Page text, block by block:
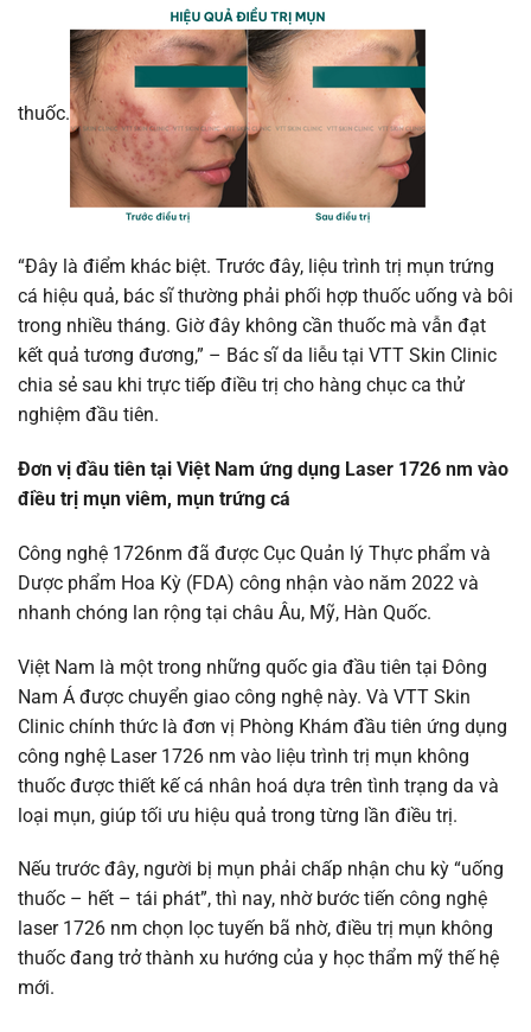
thuốc.
“Đây là điểm khác biệt. Trước đây, liệu trình trị mụn trứng
cá hiệu quả, bác sĩ thường phải phối hợp thuốc uống và bôi
trong nhiều tháng. Giờ đây không cần thuốc mà vẫn đạt
kết quả tương đương,” – Bác sĩ da liễu tại VTT Skin Clinic
chia sẻ sau khi trực tiếp điều trị cho hàng chục ca thử
nghiệm đầu tiên.
Đơn vị đầu tiên tại Việt Nam ứng dụng Laser 1726 nm vào
điều trị mụn viêm, mụn trứng cá
Công nghệ 1726nm đã được Cục Quản lý Thực phẩm và
Dược phẩm Hoa Kỳ (FDA) công nhận vào năm 2022 và
nhanh chóng lan rộng tại châu Âu, Mỹ, Hàn Quốc.
Việt Nam là một trong những quốc gia đầu tiên tại Đông
Nam Á được chuyển giao công nghệ này. Và VTT Skin
Clinic chính thức là đơn vị Phòng Khám đầu tiên ứng dụng
công nghệ Laser 1726 nm vào liệu trình trị mụn không
thuốc được thiết kế cá nhân hoá dựa trên tình trạng da và
loại mụn, giúp tối ưu hiệu quả trong từng lần điều trị.
Nếu trước đây, người bị mụn phải chấp nhận chu kỳ “uống
thuốc – hết – tái phát”, thì nay, nhờ bước tiến công nghệ
laser 1726 nm chọn lọc tuyến bã nhờ, điều trị mụn không
thuốc đang trở thành xu hướng của y học thẩm mỹ thế hệ
mới.